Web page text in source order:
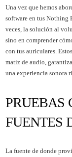
Una vez que hemos
software en tus Nothing
veces, la solución al
sino en comprender
con tus auriculares.
matiz de audio,
una experiencia sonora
PRUEBAS
FUENTES
La fuente de donde